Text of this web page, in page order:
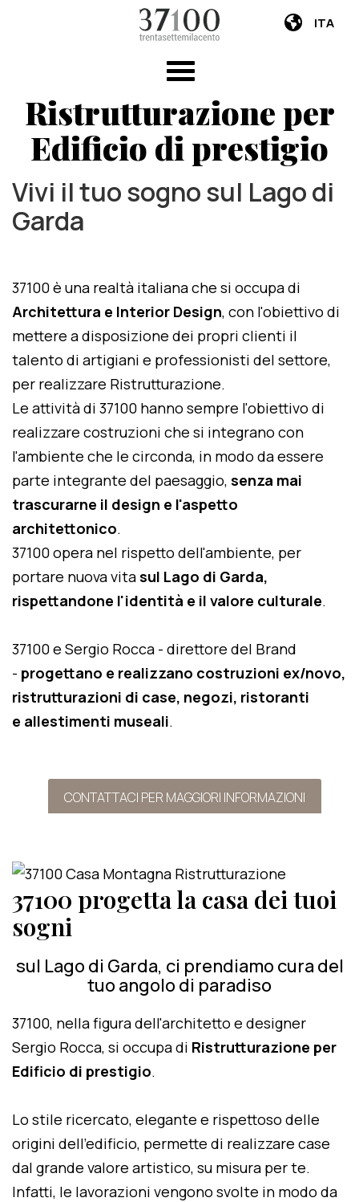
ITA
Ristrutturazione per
Edificio di prestigio
Vivi il tuo sogno sul Lago di
Garda
37100 è una realtà italiana che si occupa di
Architettura e Interior Design, con l'obiettivo di
mettere a disposizione dei propri clienti il
talento di artigiani e professionisti del settore,
per realizzare Ristrutturazione.
Le attività di 37100 hanno sempre l'obiettivo di
realizzare costruzioni che si integrano con
l'ambiente che le circonda, in modo da essere
parte integrante del paesaggio, senza mai
trascurarne il design e l'aspetto
architettonico.
37100 opera nel rispetto dell'ambiente, per
portare nuova vitasul Lago di Garda,
rispettandone l'identità e il valore culturale.
37100 e Sergio Rocca - direttore del Brand
- progettano e realizzano costruzioni ex/novo,
ristrutturazioni di case, negozi, ristoranti
e allestimenti museali.
CONTATTACI PER MAGGIORI INFORMAZIONI
37100 progetta la casa dei tuoi
sogni
sul Lago di Garda, ci prendiamo cura del
tuo angolo di paradiso
37100, nella figura dell'architetto e designer
Sergio Rocca, si occupa di Ristrutturazione per
Edificio di prestigio.
Lo stile ricercato, elegante e rispettoso delle
origini dell'edificio, permette di realizzare case
dal grande valore artistico, su misura per te.
Infatti, le lavorazioni vengono svolte in modo da